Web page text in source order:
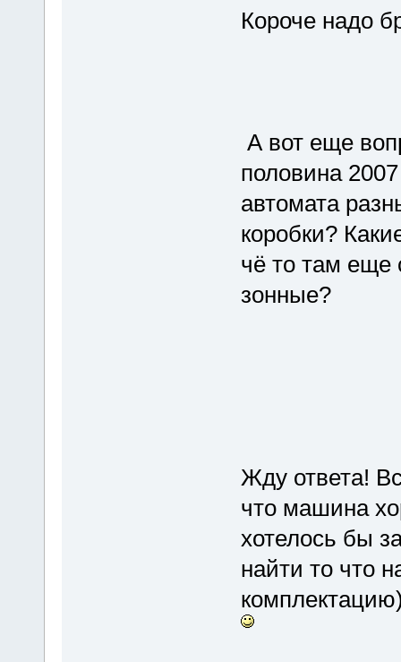
Короче надо
А вот еще
половина
автомата
коробки?
чё то там еще
зонные?
Жду ответа!
что машина
хотелось бы
найти то что